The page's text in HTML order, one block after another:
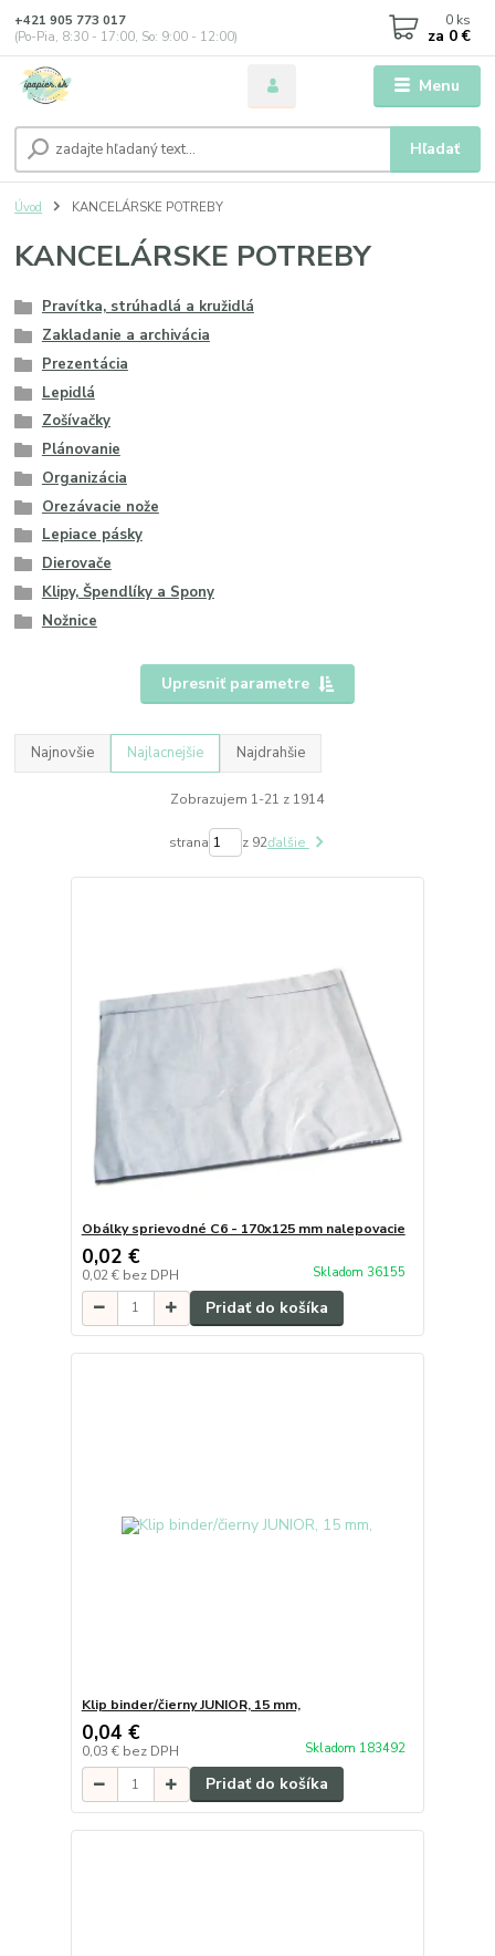
Menu
Hľadať
+421 905 773 017
(Po-Pia, 8:30 - 17:00, So: 9:00 - 12:00)
0 ks
za 0 €
Úvod KANCELÁRSKE POTREBY
KANCELÁRSKE POTREBY
Pravítka, strúhadlá a kružidlá
Zakladanie a archivácia
Prezentácia
Lepidlá
Zošívačky
Plánovanie
Organizácia
Orezávacie nože
Lepiace pásky
Dierovače
Klipy, Špendlíky a Spony
Nožnice
Upresniť parametre
Najnovšie Najlacnejšie Najdrahšie
Zobrazujem 1-21 z 1914
strana z 92ďalšie
Obálky sprievodné C6 - 170x125 mm nalepovacie
0,02 €
0,02 € bez DPH Skladom 36155
Pridať do košíka
Klip binder/čierny JUNIOR, 15 mm,
0,04 €
0,03 € bez DPH Skladom 183492
Pridať do košíka